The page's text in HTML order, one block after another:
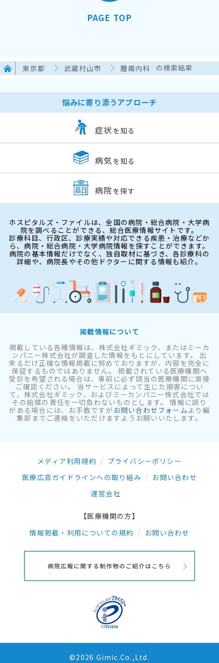
PAGE TOP
東京都 武蔵村山市 腫瘍内科 の検索結果
悩みに寄り添うアプローチ
症状 を知る
病気 を知る
病院 を探す
ホスピタルズ・ファイルは、全国の病院・総合病院・大学病
院を調べることができる、総合医療情報サイトです。
診療科目、行政区、診療実績や対応できる疾患・治療などか
ら、病院・総合病院・大学病院情報を探すことができます。
病院の基本情報だけでなく、独自取材に基づき、各診療科の
詳細や、病院長やその他ドクターに関する情報も紹介。
掲載情報について
掲載している各種情報は、株式会社ギミック、またはミーカ
ンパニー株式会社が調査した情報をもとにしています。 出
来るだけ正確な情報掲載に努めておりますが、内容を完全に
保証するものではありません。 掲載されている医療機関へ
受診を希望される場合は、事前に必ず該当の医療機関に直接
ご確認ください。 当サービスによって生じた損害につい
て、株式会社ギミック、およびミーカンパニー株式会社では
その賠償の責任を一切負わないものとします。 情報に誤り
がある場合には、お手数ですが お問い合わせフォーム より編
集部までご連絡をいただけますようお願いいたします。
メディア利用規約
プライバシーポリシー
医療広告ガイドラインへの取り組み
お問い合わせ
運営会社
【医療機関の方】
情報掲載・利用についての規約
お問い合わせ
©2026 Gimic.Co.,Ltd.